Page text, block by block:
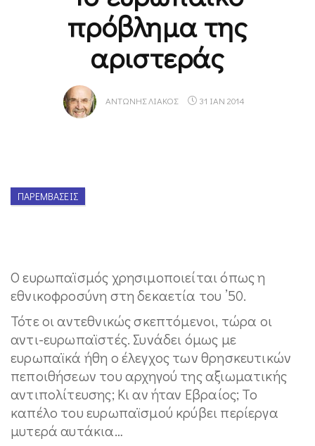
πρόβλημα της
αριστεράς
ΑΝΤΏΝΗΣ ΛΙΆΚΟΣ 31 ΙΑΝ 2014
ΠΑΡΕΜΒΆΣΕΙΣ
Ο ευρωπαϊσμός χρησιμοποιείται όπως η
εθνικοφροσύνη στη δεκαετία του ’50.
Τότε οι αντεθνικώς σκεπτόμενοι, τώρα οι
αντι-ευρωπαϊστές. Συνάδει όμως με
ευρωπαϊκά ήθη ο έλεγχος των θρησκευτικών
πεποιθήσεων του αρχηγού της αξιωματικής
αντιπολίτευσης; Κι αν ήταν Εβραίος; Το
καπέλο του ευρωπαϊσμού κρύβει περίεργα
μυτερά αυτάκια…